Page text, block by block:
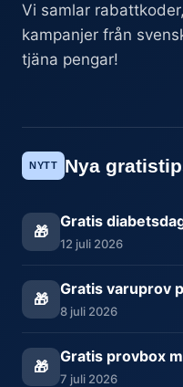
Vi samlar
kampanjer från
tjäna pengar!
NYTT Nya
🎁
Gratis
12 juli 2026
🎁
Gratis varuprov
8 juli 2026
🎁
Gratis provbox
7 juli 2026